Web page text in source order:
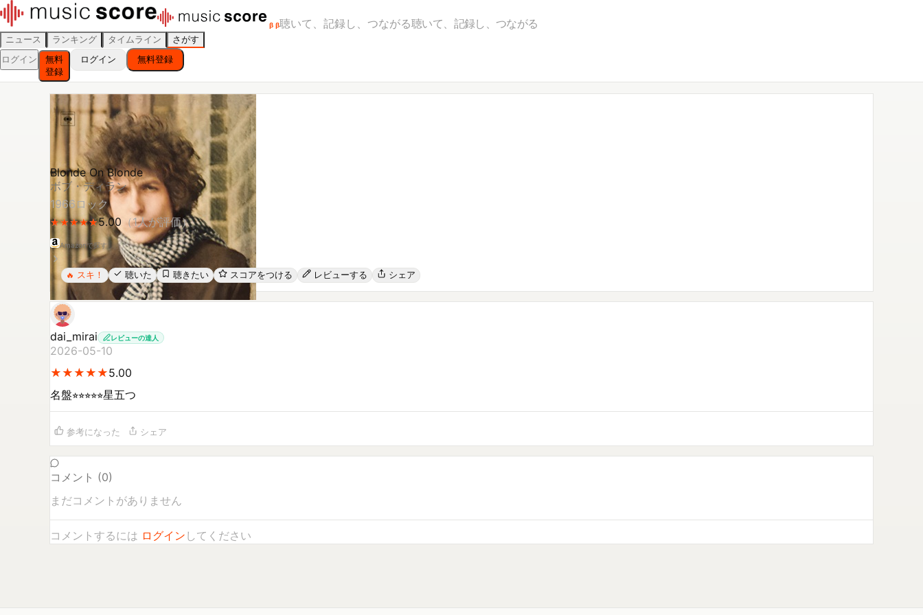
β β聴いて、記録し、つながる聴いて、記録し、つながる
ニュース ランキング タイムライン
さがす
ログイン
無料
登録
ログイン 無料登録
Blonde On Blonde
ボブ・ディラン
1966 ロック
★
★★
★★
★★
★★
★5.00 （1人が評価）
Amazonで探す
🔥 スキ！ 聴いた 聴きたい スコアをつける レビューする シェア
dai_mirai レビューの達人
2026-05-10
★
★★
★★
★★
★★
★5.00
名盤⭐︎⭐︎⭐︎⭐︎⭐︎星五つ
参考になった シェア
コメント (0)
まだコメントがありません
コメントするには ログイン してください